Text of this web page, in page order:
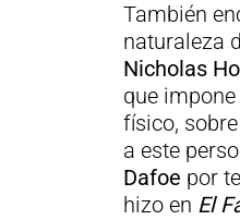
También
naturaleza
Nicholas
que
físico,
a este
Dafoe por
hizo en El